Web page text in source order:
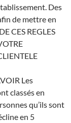
Des
de mettre en
CES REGLES
Les
classés en
qu’ils sont
en 5